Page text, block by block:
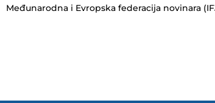
Međunarodna i Evropska federacija novinara